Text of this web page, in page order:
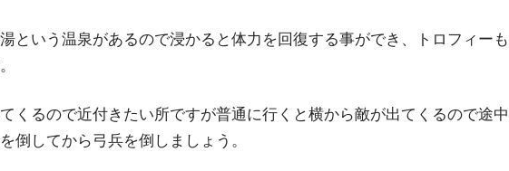
という温泉があるので浸かると体力を回復する事ができ、トロフィーも
くるので近付きたい所ですが普通に行くと横から敵が出てくるので途中
倒してから弓兵を倒しましょう。